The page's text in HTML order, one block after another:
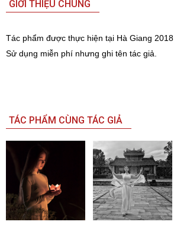
GIỚI THIỆU CHUNG
Tác phẩm được thực hiện tại Hà Giang 2018
Sử dụng miễn phí nhưng ghi tên tác giả.
TÁC PHẨM CÙNG TÁC GIẢ